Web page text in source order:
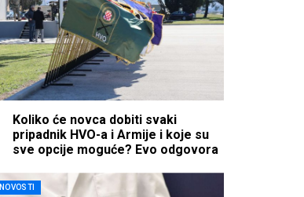
Koliko će novca dobiti svaki
pripadnik HVO-a i Armije i koje su
sve opcije moguće? Evo odgovora
NOVOSTI